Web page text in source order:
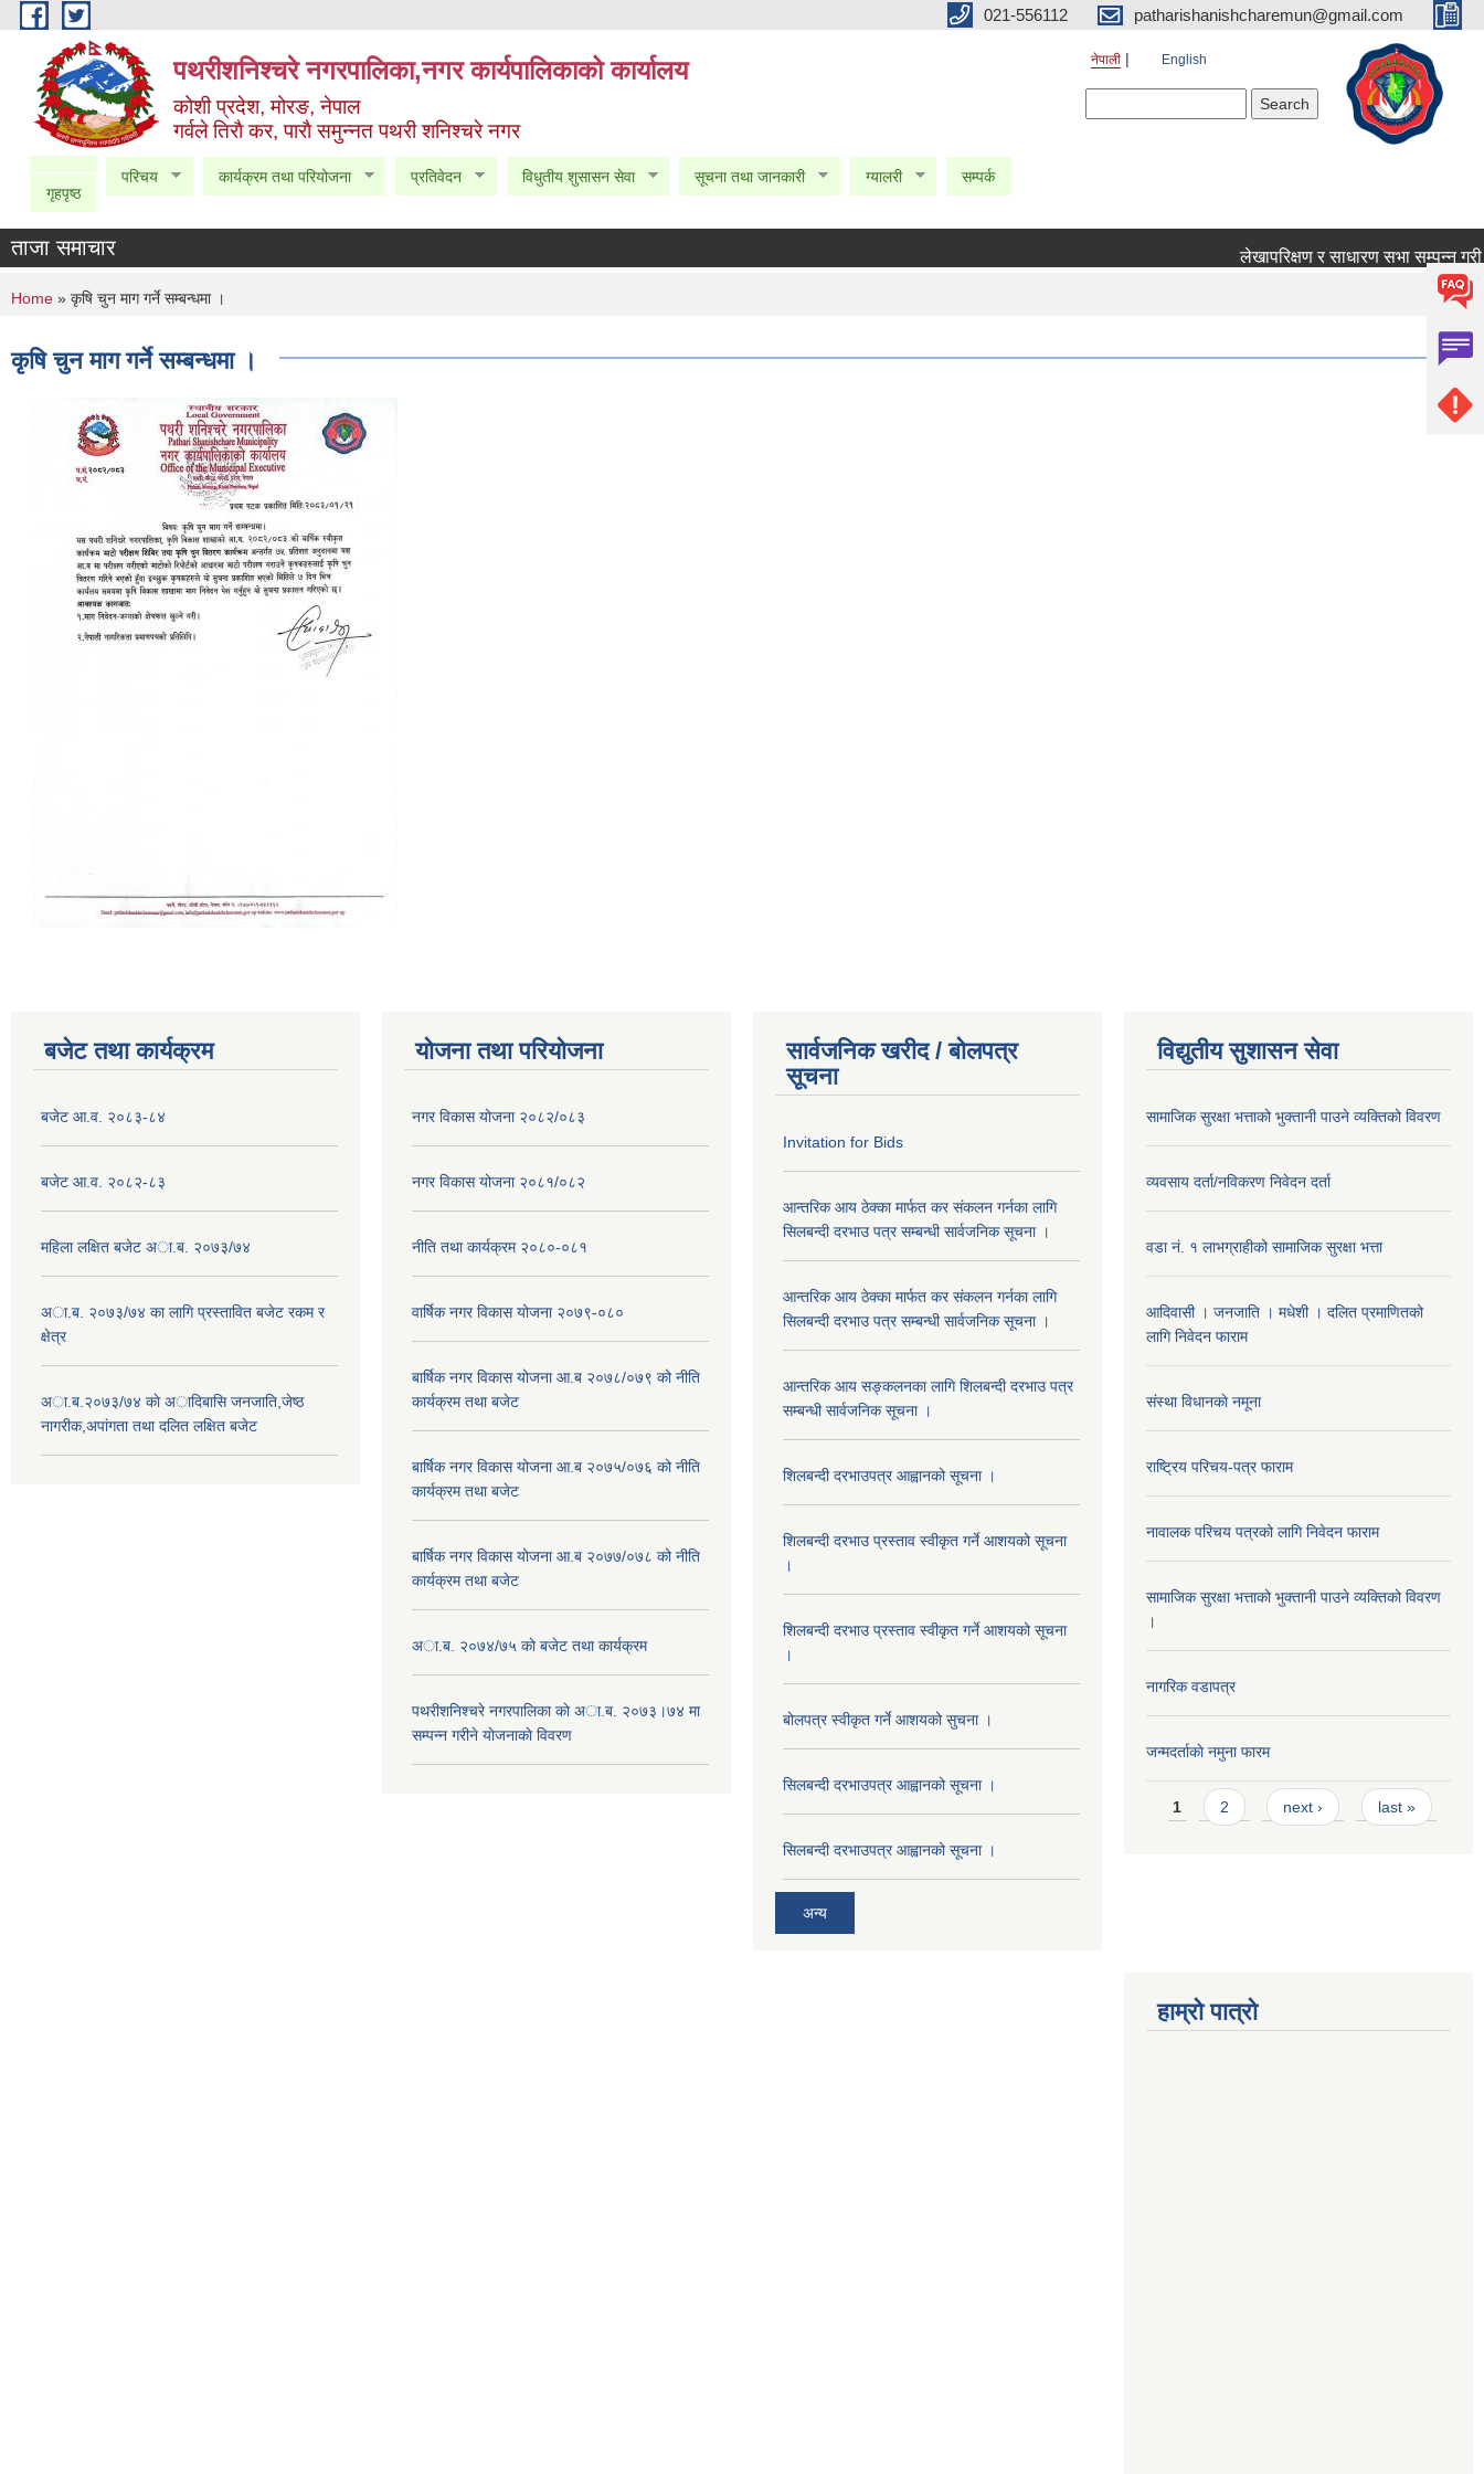
Skip to main content 021-556112 patharishanishcharemun@gmail.com
पथरीशनिश्चरे नगरपालिका,नगर कार्यपालिकाको कार्यालय
कोशी प्रदेश, मोरङ, नेपाल
गर्वले तिराै कर, पाराै समुन्नत पथरी शनिश्चरे नगर
नेपाली English
गृहपृष्ठ
परिचय कार्यक्रम तथा परियोजना प्रतिवेदन विधुतीय शुसासन सेवा सूचना तथा जानकारी ग्यालरी सम्पर्क
ताजा समाचार लेखापरिक्षण र साधारण सभा सम्पन्न गरी
You are here
Home » कृषि चुन माग गर्ने सम्बन्धमा ।
कृषि चुन माग गर्ने सम्बन्धमा ।
बजेट तथा कार्यक्रम
बजेट आ.व. २०८३-८४
बजेट आ.व. २०८२-८३
महिला लक्षित बजेट अा.ब. २०७३/७४
अा.ब. २०७३/७४ का लागि प्रस्तावित बजेट रकम र
क्षेत्र
अा.ब.२०७३/७४ काे अादिबासि जनजाति,जेष्ठ
नागरीक,अपांगता तथा दलित लक्षित बजेट
योजना तथा परियोजना
नगर विकास योजना २०८२/०८३
नगर विकास योजना २०८१/०८२
नीति तथा कार्यक्रम २०८०-०८१
वार्षिक नगर विकास योजना २०७९-०८०
बार्षिक नगर विकास योजना आ.ब २०७८/०७९ को नीति
कार्यक्रम तथा बजेट
बार्षिक नगर विकास योजना आ.ब २०७५/०७६ को नीति
कार्यक्रम तथा बजेट
बार्षिक नगर विकास योजना आ.ब २०७७/०७८ को नीति
कार्यक्रम तथा बजेट
अा.ब. २०७४/७५ काे बजेट तथा कार्यक्रम
पथरीशनिश्चरे नगरपालिका काे अा.ब. २०७३।७४ मा
सम्पन्न गरीने याेजनाकाे विवरण
सार्वजनिक खरीद / बोलपत्र
सूचना
Invitation for Bids
आन्तरिक आय ठेक्का मार्फत कर संकलन गर्नका लागि
सिलबन्दी दरभाउ पत्र सम्बन्धी सार्वजनिक सूचना ।
आन्तरिक आय ठेक्का मार्फत कर संकलन गर्नका लागि
सिलबन्दी दरभाउ पत्र सम्बन्धी सार्वजनिक सूचना ।
आन्तरिक आय सङ्कलनका लागि शिलबन्दी दरभाउ पत्र
सम्बन्धी सार्वजनिक सूचना ।
शिलबन्दी दरभाउपत्र आह्वानको सूचना ।
शिलबन्दी दरभाउ प्रस्ताव स्वीकृत गर्ने आशयको सूचना
।
शिलबन्दी दरभाउ प्रस्ताव स्वीकृत गर्ने आशयको सूचना
।
बोलपत्र स्वीकृत गर्ने आशयको सुचना ।
सिलबन्दी दरभाउपत्र आह्वानको सूचना ।
सिलबन्दी दरभाउपत्र आह्वानको सूचना ।
अन्य
विद्युतीय सुशासन सेवा
सामाजिक सुरक्षा भत्ताको भुक्तानी पाउने व्यक्तिको विवरण
व्यवसाय दर्ता/नविकरण निवेदन दर्ता
वडा नं. १ लाभग्राहीको सामाजिक सुरक्षा भत्ता
आदिवासी । जनजाति । मधेशी । दलित प्रमाणितको
लागि निवेदन फाराम
संस्था विधानकाे नमूना
राष्ट्रिय परिचय-पत्र फाराम
नावालक परिचय पत्रको लागि निवेदन फाराम
सामाजिक सुरक्षा भत्ताको भुक्तानी पाउने व्यक्तिको विवरण
।
नागरिक वडापत्र
जन्मदर्ताकाे नमुना फारम
Pages
1 2 next › last »
हाम्रो पात्रो